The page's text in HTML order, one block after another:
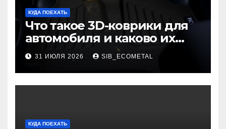
КУДА ПОЕХАТЬ
Что такое 3D-коврики для
автомобиля и каково их
основное назначение
31 ИЮЛЯ 2026 SIB_ECOMETAL
КУДА ПОЕХАТЬ